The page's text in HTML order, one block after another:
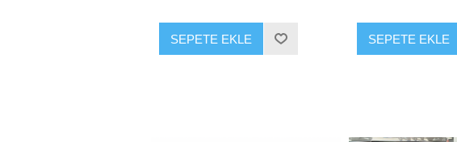
SEPETE EKLE SEPETE EKLE